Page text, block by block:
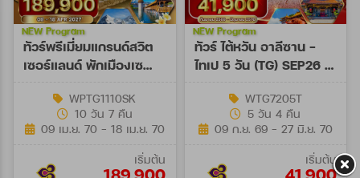
ทัวร์พรีเมี่ยมแกรนด์สวิต
เซอร์แลนด์ พักเมืองเซ
18 APR 27
[SONGKRAN]
NEW Program
WPTG1110SK
10 วัน 7 คืน
09 เม.ย. 70 - 18 เม.ย. 70
เริ่มต้น
ทัวร์ ไต้หวัน อาลีซาน -
ไทเป 5 วัน (TG) SEP26 -
NEW Program
WTG7205T
5 วัน 4 คืน
09 ก.ย. 69 - 27 มิ.ย. 70
เริ่มต้น